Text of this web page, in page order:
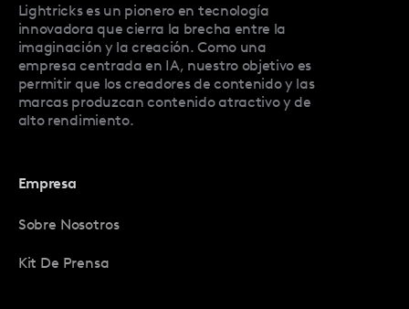
Lightricks es un pionero en tecnología
innovadora que cierra la brecha entre la
imaginación y la creación. Como una
empresa centrada en IA, nuestro objetivo es
permitir que los creadores de contenido y las
marcas produzcan contenido atractivo y de
alto rendimiento.
Empresa
Sobre Nosotros
Kit De Prensa